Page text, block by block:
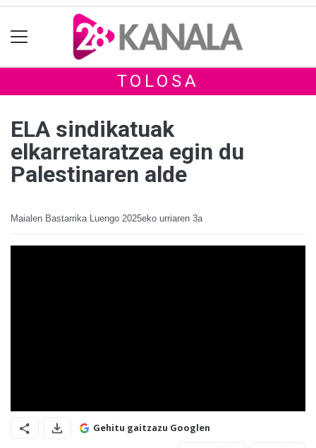
TOLOSA
ELA sindikatuak
elkarretaratzea egin du
Palestinaren alde
Maialen Bastarrika Luengo 2025eko urriaren 3a
Gehitu gaitzazu Googlen